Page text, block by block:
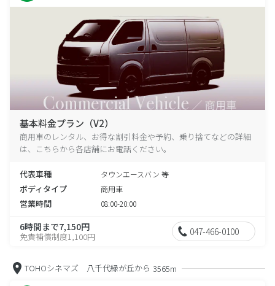
基本料金プラン（V2）
商用車のレンタル、お得な割引料金や予約、乗り捨てなどの詳細
は、こちらから各店舗にお電話ください。
代表車種 タウンエースバン 等
ボディタイプ 商用車
営業時間 08:00-20:00
6時間まで7,150円
免責補償制度1,100円 047-466-0100
TOHOシネマズ 八千代緑が丘から 3565m